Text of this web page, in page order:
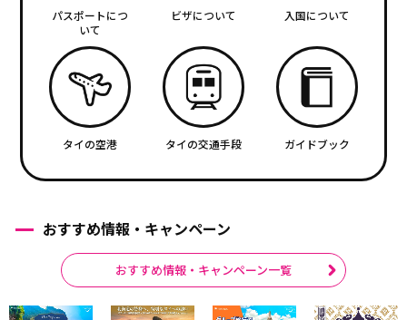
パスポートにつ
いて
ビザについて 入国について
タイの空港 タイの交通手段 ガイドブック
おすすめ情報・キャンペーン
おすすめ情報・キャンペーン一覧